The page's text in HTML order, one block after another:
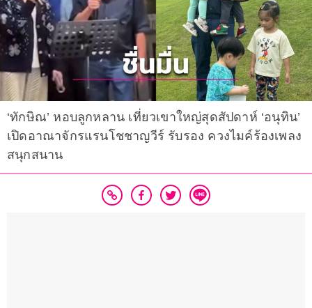
‘ทักษิณ’ หอบลูกหลาน เที่ยวเขาใหญ่สุดสัปดาห์ ‘อนุทิน’
เปิดอาณาจักรแรนโชชาญวีร์ รับรอง ควงไมค์ร้องเพลง
สนุกสนาน